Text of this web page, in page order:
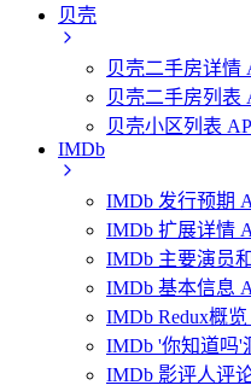
贝壳
贝壳二手房详情
贝壳二手房列表
贝壳小区列表
IMDb
IMDb 发行预期
IMDb 扩展详情
IMDb 主要演员
IMDb 基本信息
IMDb Redux概
IMDb '你知道吗'
IMDb 影评人评